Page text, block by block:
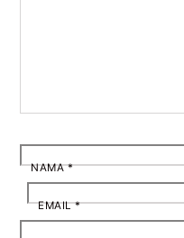
NAMA*
EMAIL*